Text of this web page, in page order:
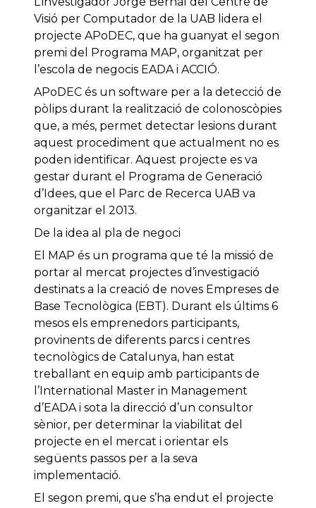
Visió per Computador de la UAB lidera el
projecte APoDEC, que ha guanyat el segon
premi del Programa MAP, organitzat per
l’escola de negocis EADA i ACCIÓ.
APoDEC és un software per a la detecció de
pòlips durant la realització de colonoscòpies
que, a més, permet detectar lesions durant
aquest procediment que actualment no es
poden identificar. Aquest projecte es va
gestar durant el Programa de Generació
d’Idees, que el Parc de Recerca UAB va
organitzar el 2013.
De la idea al pla de negoci
El MAP és un programa que té la missió de
portar al mercat projectes d’investigació
destinats a la creació de noves Empreses de
Base Tecnològica (EBT). Durant els últims 6
mesos els emprenedors participants,
provinents de diferents parcs i centres
tecnològics de Catalunya, han estat
treballant en equip amb participants de
l’International Master in Management
d’EADA i sota la direcció d’un consultor
sènior, per determinar la viabilitat del
projecte en el mercat i orientar els
següents passos per a la seva
implementació.
El segon premi, que s’ha endut el projecte